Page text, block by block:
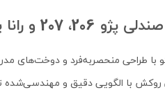
و رانا پلاس چرم مدل دوماکو
روکش با الگویی دقیق و مهندسی‌شده